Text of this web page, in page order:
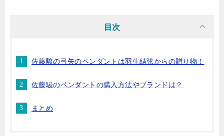
目次
佐藤駿の弓矢のペンダントは羽生結弦からの贈り物！
佐藤駿のペンダントの購入方法やブランドは？
まとめ